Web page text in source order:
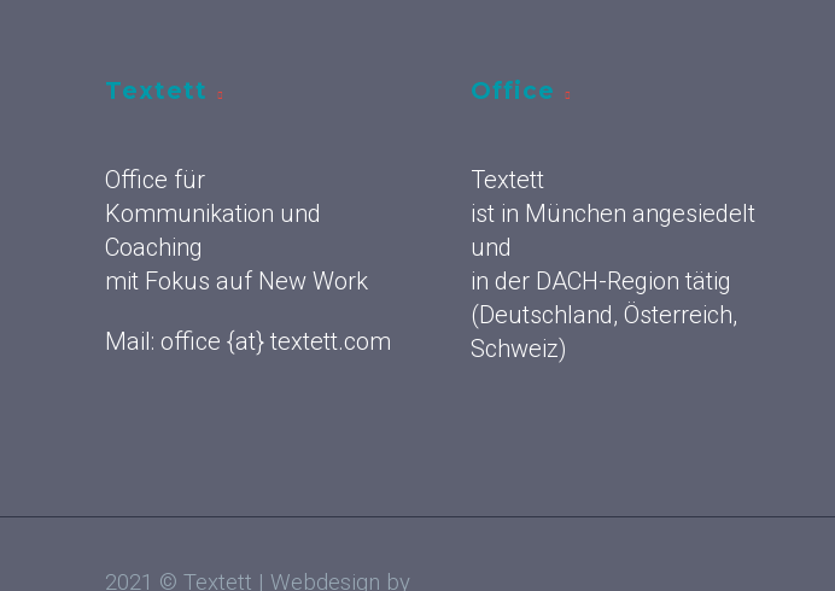
Textett
Office für
Kommunikation und
Coaching
mit Fokus auf New Work
Mail: office {at} textett.com
Office
Textett
ist in München angesiedelt
und
in der DACH-Region tätig
(Deutschland, Österreich,
Schweiz)
2021 © Textett | Webdesign by